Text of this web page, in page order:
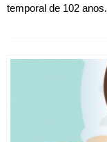
temporal de 102 anos.